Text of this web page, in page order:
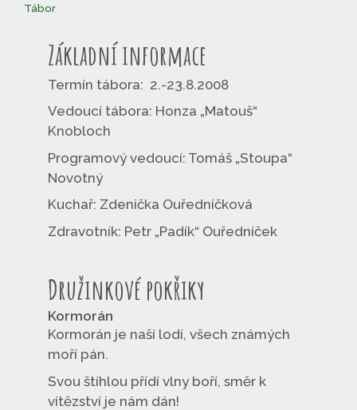
Tábor
Základní informace
Termín tábora: 2.-23.8.2008
Vedoucí tábora: Honza „Matouš“
Knobloch
Programový vedoucí: Tomáš „Stoupa“
Novotný
Kuchař: Zdenička Ouředníčková
Zdravotník: Petr „Padík“ Ouředníček
Družinkové pokřiky
Kormorán
Kormorán je naší lodí, všech známých
moří pán.
Svou štíhlou přídí vlny boří, směr k
vítězství je nám dán!